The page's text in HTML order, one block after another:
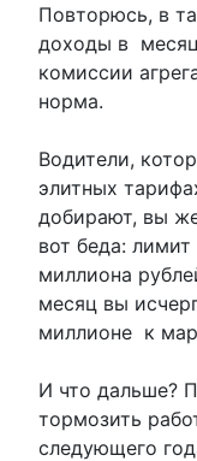
Повторюсь, в
доходы в
комиссии
норма.
Водители,
элитных
добирают, вы
вот беда:
миллиона
месяц вы
миллионе к
И что дальше?
тормозить
следующего